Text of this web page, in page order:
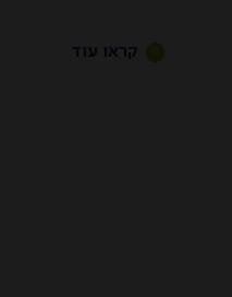
קראו עוד